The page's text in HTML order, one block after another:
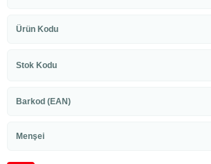
Ürün Kodu
Stok Kodu
Barkod (EAN)
Menşei